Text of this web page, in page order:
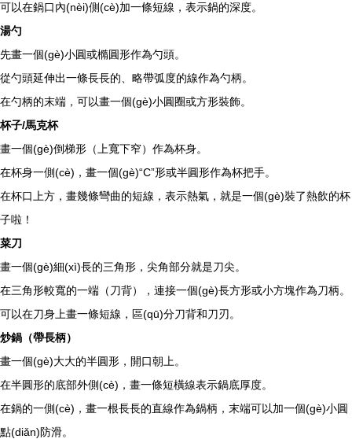
可以在鍋口內(nèi)側(cè)加一條短線，表示鍋的深度。
湯勺
先畫一個(gè)小圓或橢圓形作為勺頭。
從勺頭延伸出一條長長的、略帶弧度的線作為勺柄。
在勺柄的末端，可以畫一個(gè)小圓圈或方形裝飾。
杯子/馬克杯
畫一個(gè)倒梯形（上寬下窄）作為杯身。
在杯身一側(cè)，畫一個(gè)“C”形或半圓形作為杯把手。
在杯口上方，畫幾條彎曲的短線，表示熱氣，就是一個(gè)裝了熱飲的杯
子啦！
菜刀
畫一個(gè)細(xì)長的三角形，尖角部分就是刀尖。
在三角形較寬的一端（刀背），連接一個(gè)長方形或小方塊作為刀柄。
可以在刀身上畫一條短線，區(qū)分刀背和刀刃。
炒鍋（帶長柄）
畫一個(gè)大大的半圓形，開口朝上。
在半圓形的底部外側(cè)，畫一條短橫線表示鍋底厚度。
在鍋的一側(cè)，畫一根長長的直線作為鍋柄，末端可以加一個(gè)小圓
點(diǎn)防滑。